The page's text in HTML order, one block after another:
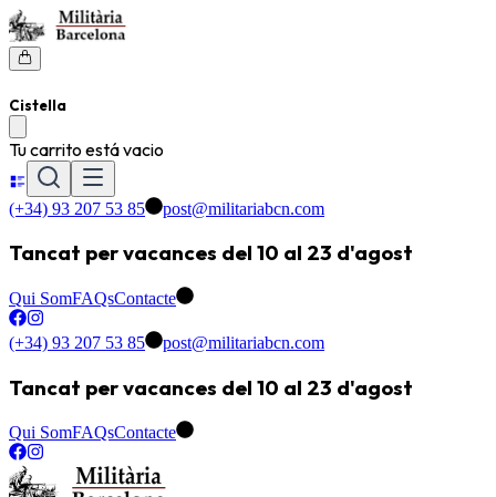
Cistella
Tu carrito está vacio
(+34) 93 207 53 85 post@militariabcn.com
Tancat per vacances del 10 al 23 d'agost
Qui SomFAQsContacte
(+34) 93 207 53 85 post@militariabcn.com
Tancat per vacances del 10 al 23 d'agost
Qui SomFAQsContacte